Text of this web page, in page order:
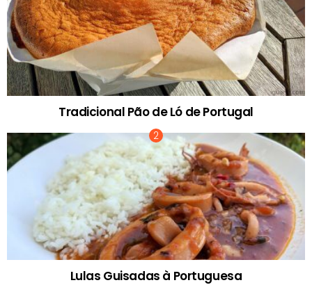
Tradicional Pão de Ló de Portugal
Lulas Guisadas à Portuguesa